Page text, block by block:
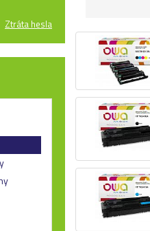
Ztráta hesla